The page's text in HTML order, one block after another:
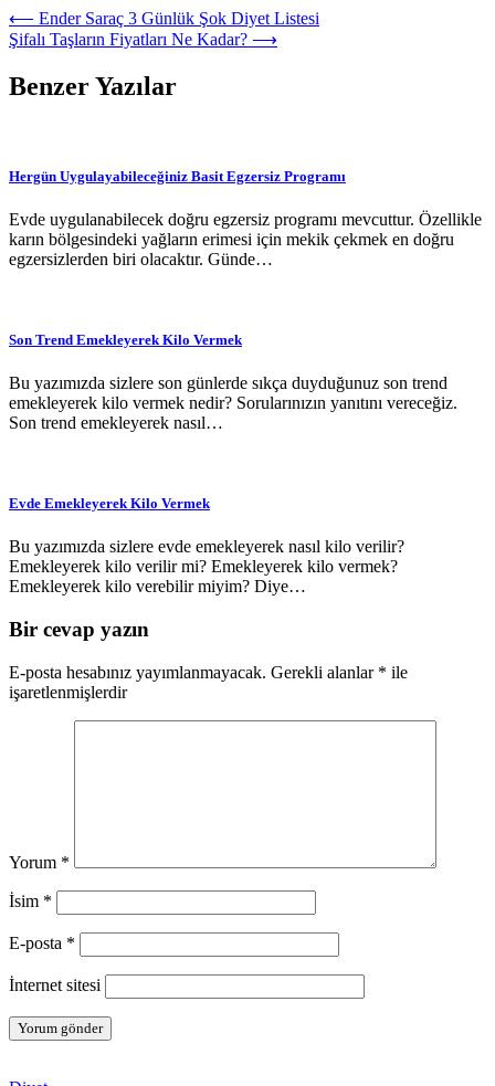
⟵ Ender Saraç 3 Günlük Şok Diyet Listesi
Şifalı Taşların Fiyatları Ne Kadar? ⟶
Benzer Yazılar
Hergün Uygulayabileceğiniz Basit Egzersiz Programı
Evde uygulanabilecek doğru egzersiz programı mevcuttur. Özellikle
karın bölgesindeki yağların erimesi için mekik çekmek en doğru
egzersizlerden biri olacaktır. Günde…
Son Trend Emekleyerek Kilo Vermek
Bu yazımızda sizlere son günlerde sıkça duyduğunuz son trend
emekleyerek kilo vermek nedir? Sorularınızın yanıtını vereceğiz.
Son trend emekleyerek nasıl…
Evde Emekleyerek Kilo Vermek
Bu yazımızda sizlere evde emekleyerek nasıl kilo verilir?
Emekleyerek kilo verilir mi? Emekleyerek kilo vermek?
Emekleyerek kilo verebilir miyim? Diye…
Bir cevap yazın
E-posta hesabınız yayımlanmayacak. Gerekli alanlar * ile
işaretlenmişlerdir
Yorum *
İsim *
E-posta *
İnternet sitesi